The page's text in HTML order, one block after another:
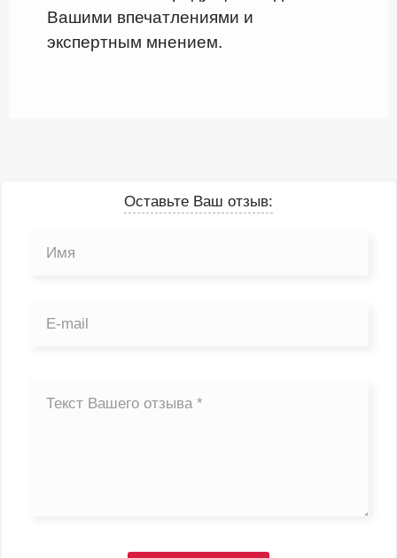
Вашими впечатлениями и
экспертным мнением.
Оставьте Ваш отзыв: